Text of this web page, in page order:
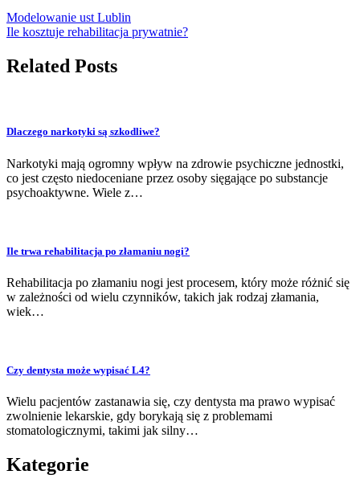
Modelowanie ust Lublin
Ile kosztuje rehabilitacja prywatnie?
Related Posts
Dlaczego narkotyki są szkodliwe?
Narkotyki mają ogromny wpływ na zdrowie psychiczne jednostki,
co jest często niedoceniane przez osoby sięgające po substancje
psychoaktywne. Wiele z…
Ile trwa rehabilitacja po złamaniu nogi?
Rehabilitacja po złamaniu nogi jest procesem, który może różnić się
w zależności od wielu czynników, takich jak rodzaj złamania,
wiek…
Czy dentysta może wypisać L4?
Wielu pacjentów zastanawia się, czy dentysta ma prawo wypisać
zwolnienie lekarskie, gdy borykają się z problemami
stomatologicznymi, takimi jak silny…
Kategorie